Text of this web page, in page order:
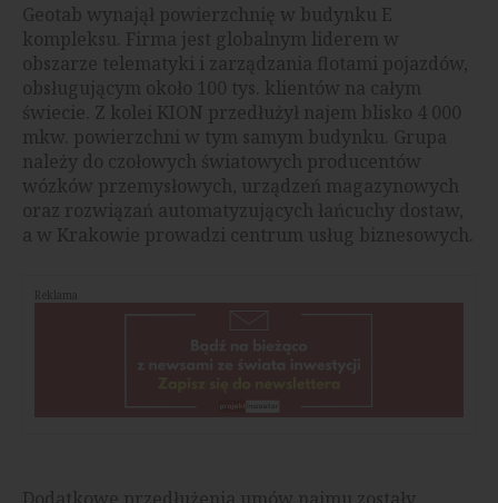
Geotab wynajął powierzchnię w budynku E
kompleksu. Firma jest globalnym liderem w
obszarze telematyki i zarządzania flotami pojazdów,
obsługującym około 100 tys. klientów na całym
świecie. Z kolei KION przedłużył najem blisko 4 000
mkw. powierzchni w tym samym budynku. Grupa
należy do czołowych światowych producentów
wózków przemysłowych, urządzeń magazynowych
oraz rozwiązań automatyzujących łańcuchy dostaw,
a w Krakowie prowadzi centrum usług biznesowych.
Reklama